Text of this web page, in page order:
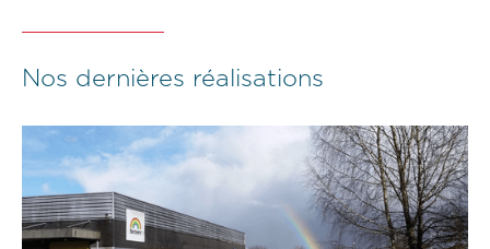
Nos dernières réalisations